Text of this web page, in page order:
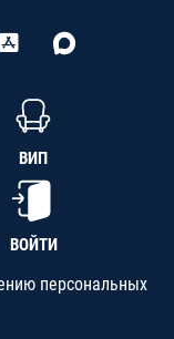
ВИП
ВОЙТИ
персональных